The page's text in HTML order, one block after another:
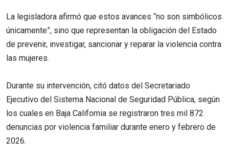
La legisladora afirmó que estos avances “no son simbólicos
únicamente”, sino que representan la obligación del Estado
de prevenir, investigar, sancionar y reparar la violencia contra
las mujeres.
Durante su intervención, citó datos del Secretariado
Ejecutivo del Sistema Nacional de Seguridad Pública, según
los cuales en Baja California se registraron tres mil 872
denuncias por violencia familiar durante enero y febrero de
2026.